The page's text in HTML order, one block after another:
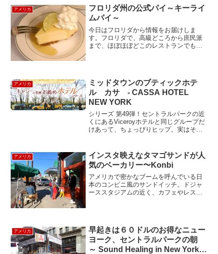
なるものです。腕に付けるだけでOK！！
そのバンドを機械にスキ...
アメリカ
フロリダ州の公式パイ～キーライ
ムパイ～
今日はフロリダから情報をお届けしま
す。フロリダで、高級どころから庶民派
まで、ほぼほぼどこのレストランでもデ
アメリカ
ミッドタウンのブティックホテ
ル カサ - CASSA HOTEL
NEW YORK
シリーズ 第49弾！セントラルパークの近
くにあるViceroyホテルと同じグループだ
けあって、ちょっぴりヒップ。実はその
あるが、「ホテル カサ（カッサ）」は
意外...
アメリカ
インスタ映えなタマゴサンドが人
気のベーカリー〜Konbi
アメリカで密かなブームを呼んでいる日
本のコンビニ風のサンドイッチ。ドジャ
ーススタジアムの近く、カフェやレスト
アメリカ
早起きは６０ドルのお得なニュー
ヨーク、セントラルパークの朝
～ Sound Healing in New York